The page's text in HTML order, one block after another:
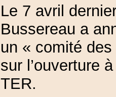
Le 7 avril
Bussereau a
un « comité
sur l’ouverture
TER.